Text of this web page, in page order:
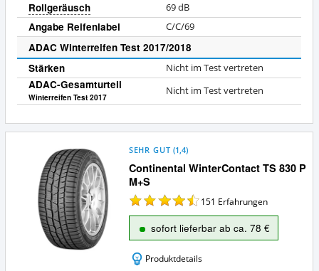
Rollgeräusch 69dB
Angabe Reifenlabel C/C/69
ADAC Winterreifen Test 2017/2018
Stärken
Nicht im Test vertreten
ADAC-Gesamturteil
Winterreifen Test 2017
Nicht im Test vertreten
Continental WinterContact TS 830 P
M+S
SEHR GUT (1,4)
151 Erfahrungen
sofort lieferbar ab ca. 78 €
Produktdetails